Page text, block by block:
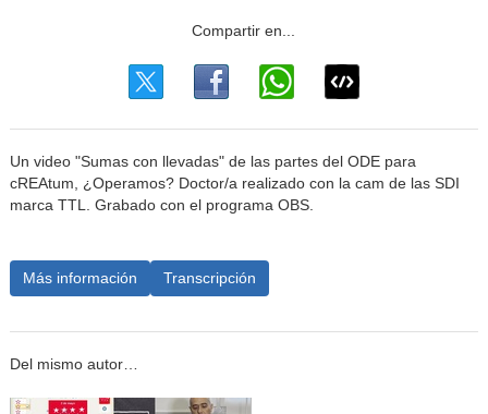
Un video "Sumas con llevadas" de las partes del ODE para
cREAtum, ¿Operamos? Doctor/a realizado con la cam de las SDI
marca TTL. Grabado con el programa OBS.
Más información Transcripción
Del mismo autor…